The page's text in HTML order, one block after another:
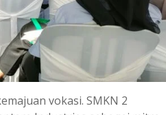
vokasi. SMKN 2